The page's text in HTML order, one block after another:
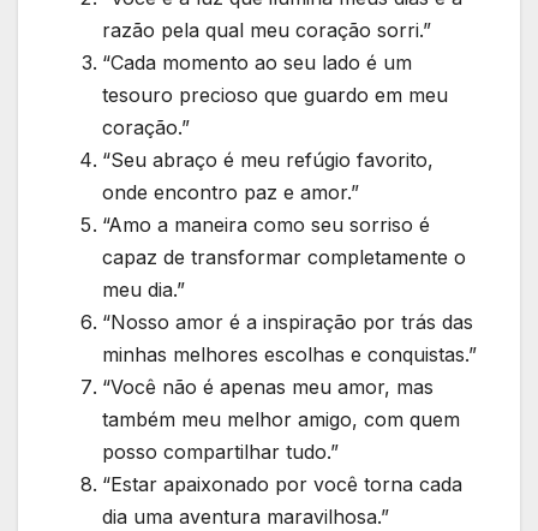
razão pela qual meu coração sorri.”
“Cada momento ao seu lado é um
tesouro precioso que guardo em meu
coração.”
“Seu abraço é meu refúgio favorito,
onde encontro paz e amor.”
“Amo a maneira como seu sorriso é
capaz de transformar completamente o
meu dia.”
“Nosso amor é a inspiração por trás das
minhas melhores escolhas e conquistas.”
“Você não é apenas meu amor, mas
também meu melhor amigo, com quem
posso compartilhar tudo.”
“Estar apaixonado por você torna cada
dia uma aventura maravilhosa.”